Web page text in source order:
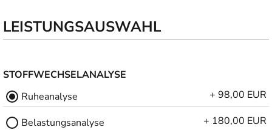
LEISTUNGSAUSWAHL
STOFFWECHSELANALYSE
Ruheanalyse
+ 98,00 EUR
Belastungsanalyse + 180,00 EUR